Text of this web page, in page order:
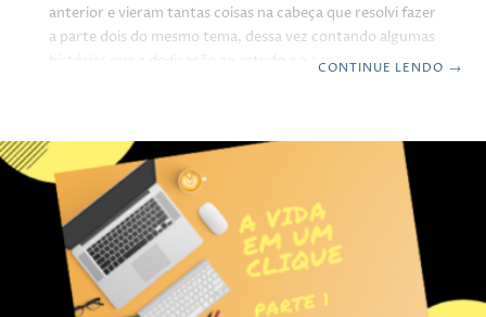
anterior e vieram tantas coisas na cabeça que resolvi fazer
a parte dois do mesmo tema, dessa vez contando algumas
histórias que a dedicação ao estudo e a aquisição de novos
tempos de escola, nos diversos cursos que fiz, nunca tinha
muita facilidade para conseguir as informações
CONTINUE LENDO →